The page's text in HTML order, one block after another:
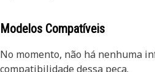
Modelos Compatíveis
No momento, não há nenhuma
compatibilidade dessa peça.